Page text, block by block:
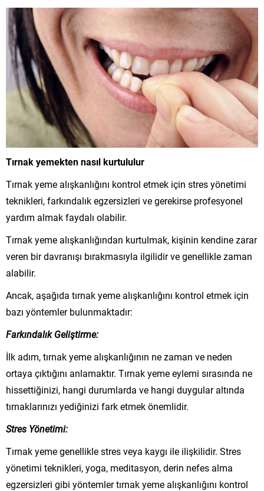
Tırnak yemekten nasıl kurtululur
Tırnak yeme alışkanlığını kontrol etmek için stres yönetimi
teknikleri, farkındalık egzersizleri ve gerekirse profesyonel
yardım almak faydalı olabilir.
Tırnak yeme alışkanlığından kurtulmak, kişinin kendine zarar
veren bir davranışı bırakmasıyla ilgilidir ve genellikle zaman
alabilir.
Ancak, aşağıda tırnak yeme alışkanlığını kontrol etmek için
bazı yöntemler bulunmaktadır:
Farkındalık Geliştirme:
İlk adım, tırnak yeme alışkanlığının ne zaman ve neden
ortaya çıktığını anlamaktır. Tırnak yeme eylemi sırasında ne
hissettiğinizi, hangi durumlarda ve hangi duygular altında
tırnaklarınızı yediğinizi fark etmek önemlidir.
Stres Yönetimi:
Tırnak yeme genellikle stres veya kaygı ile ilişkilidir. Stres
yönetimi teknikleri, yoga, meditasyon, derin nefes alma
egzersizleri gibi yöntemler tırnak yeme alışkanlığını kontrol